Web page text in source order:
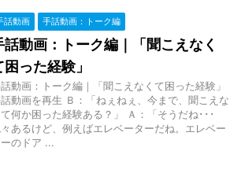
話動画 手話動画：トーク編
話動画：トーク編｜「聞こえなく
困った経験」
動画：トーク編｜「聞こえなくて困った経験」
動画を再生 Ｂ：「ねぇねぇ、今まで、聞こえな
て何か困った経験ある？」 Ａ：「そうだね･･･
あるけど、例えばエレベーターだね。エレベー
ーのドア ...